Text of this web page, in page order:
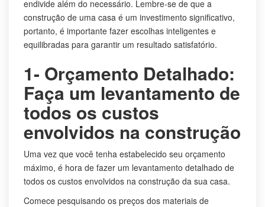
endivide além do necessário. Lembre-se de que a
construção de uma casa é um investimento significativo,
portanto, é importante fazer escolhas inteligentes e
equilibradas para garantir um resultado satisfatório.
1- Orçamento Detalhado:
Faça um levantamento de
todos os custos
envolvidos na construção
Uma vez que você tenha estabelecido seu orçamento
máximo, é hora de fazer um levantamento detalhado de
todos os custos envolvidos na construção da sua casa.
Comece pesquisando os preços dos materiais de